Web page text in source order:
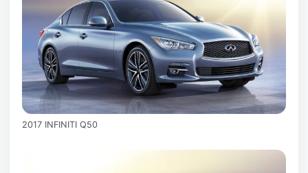
2017 INFINITI Q50